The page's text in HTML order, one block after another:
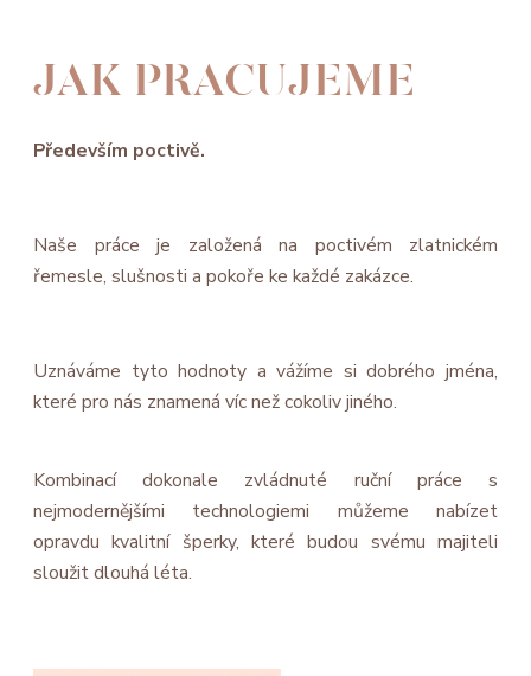
JAK PRACUJEME
Především poctivě.
Naše práce je založená na poctivém zlatnickém
řemesle, slušnosti a pokoře ke každé zakázce.
Uznáváme tyto hodnoty a vážíme si dobrého jména,
které pro nás znamená víc než cokoliv jiného.
Kombinací dokonale zvládnuté ruční práce s
nejmodernějšími technologiemi můžeme nabízet
opravdu kvalitní šperky, které budou svému majiteli
sloužit dlouhá léta.